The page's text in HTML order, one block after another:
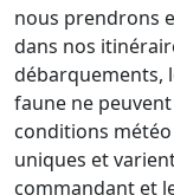
nous prendrons
dans nos
débarquements,
faune ne
conditions
uniques et
commandant et